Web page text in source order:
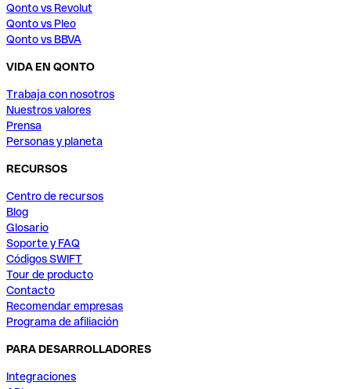
Qonto vs Revolut
Qonto vs Pleo
Qonto vs BBVA
VIDA EN QONTO
Trabaja con nosotros
Nuestros valores
Prensa
Personas y planeta
RECURSOS
Centro de recursos
Blog
Glosario
Soporte y FAQ
Códigos SWIFT
Tour de producto
Contacto
Recomendar empresas
Programa de afiliación
PARA DESARROLLADORES
Integraciones